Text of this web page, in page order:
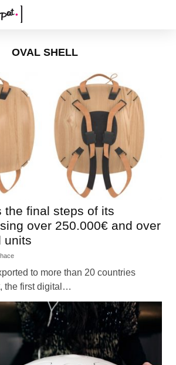
OVAL SHELL
the final steps of its
over 250.000€ and over
units
to more than 20 countries
the first digital…